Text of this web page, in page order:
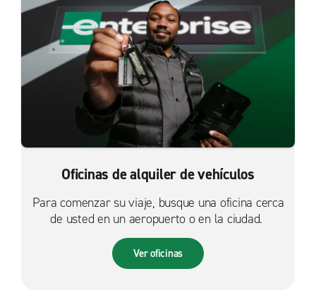
Oficinas de alquiler de vehículos
Para comenzar su viaje, busque una oficina cerca
de usted en un aeropuerto o en la ciudad.
Ver oficinas